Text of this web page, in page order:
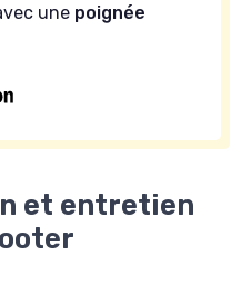
une poignée
et entretien